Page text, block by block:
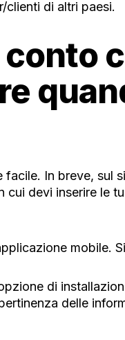
clienti di altri paesi.
conto
In breve,
devi inserire le
mobile.
di
delle